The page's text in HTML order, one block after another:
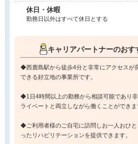
休日・休暇
勤務日以外はすべて休日とする
キャリアパートナーのおす
◆西鹿島駅から徒歩4分と非常にアクセスが
できる好立地の事業所です。
◆1日4時間以上の勤務から相談可能であり
ライベートと両立しながら働くことができま
◆ご利用者様のご自宅に訪問しお一人おひ
ったリハビリテーションを提供できます。